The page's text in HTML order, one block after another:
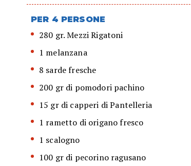
PER 4 PERSONE
280 gr. Mezzi Rigatoni
1 melanzana
8 sarde fresche
200 gr di pomodori pachino
15 gr di capperi di Pantelleria
1 rametto di origano fresco
1 scalogno
100 gr di pecorino ragusano